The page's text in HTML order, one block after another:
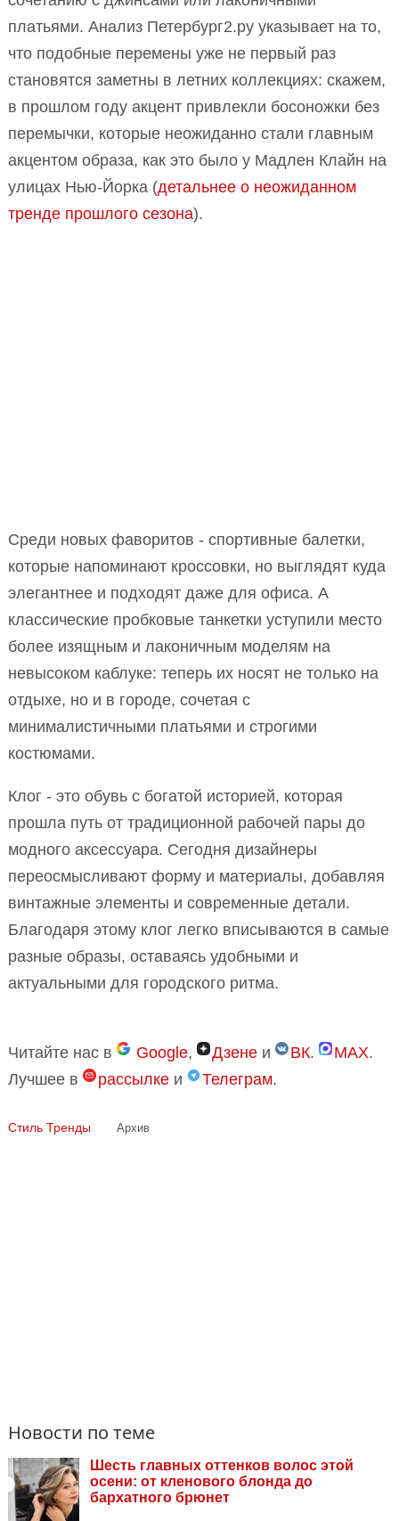
платьями. Анализ Петербург2.ру указывает на то,
что подобные перемены уже не первый раз
становятся заметны в летних коллекциях: скажем,
в прошлом году акцент привлекли босоножки без
перемычки, которые неожиданно стали главным
акцентом образа, как это было у Мадлен Клайн на
улицах Нью-Йорка (детальнее о неожиданном
тренде прошлого сезона).
Среди новых фаворитов - спортивные балетки,
которые напоминают кроссовки, но выглядят куда
элегантнее и подходят даже для офиса. А
классические пробковые танкетки уступили место
более изящным и лаконичным моделям на
невысоком каблуке: теперь их носят не только на
отдыхе, но и в городе, сочетая с
минималистичными платьями и строгими
костюмами.
Клог - это обувь с богатой историей, которая
прошла путь от традиционной рабочей пары до
модного аксессуара. Сегодня дизайнеры
переосмысливают форму и материалы, добавляя
винтажные элементы и современные детали.
Благодаря этому клог легко вписываются в самые
разные образы, оставаясь удобными и
актуальными для городского ритма.
Читайте нас в Google, Дзене и ВК. MAX.
Лучшее в
рассылке и Телеграм.
Стиль Тренды Архив
Новости по теме
Шесть главных оттенков волос этой
осени: от кленового блонда до
бархатного брюнет